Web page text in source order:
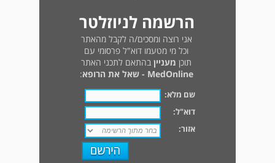
הרשמה לניוזלטר
אני רוצה ומסכים/ה לקבל מהאתר
וכל מי מטעמו דוא"ל פרסומי עם
תוכן מעניין בהתאם לתכני האתר
MedOnline - שאל את הרופא
:
שם מלא:
דוא"ל:
אזור: